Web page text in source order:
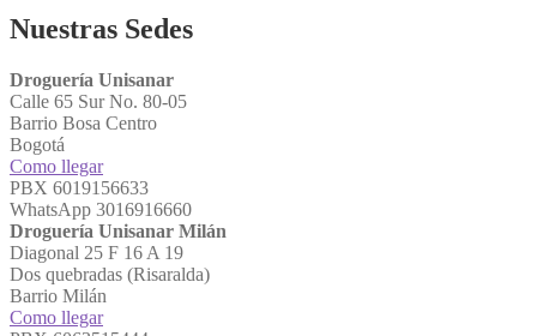
Nuestras Sedes
Droguería Unisanar
Calle 65 Sur No. 80-05
Barrio Bosa Centro
Bogotá
Como llegar
PBX 6019156633
WhatsApp 3016916660
Droguería Unisanar Milán
Diagonal 25 F 16 A 19
Dos quebradas (Risaralda)
Barrio Milán
Como llegar